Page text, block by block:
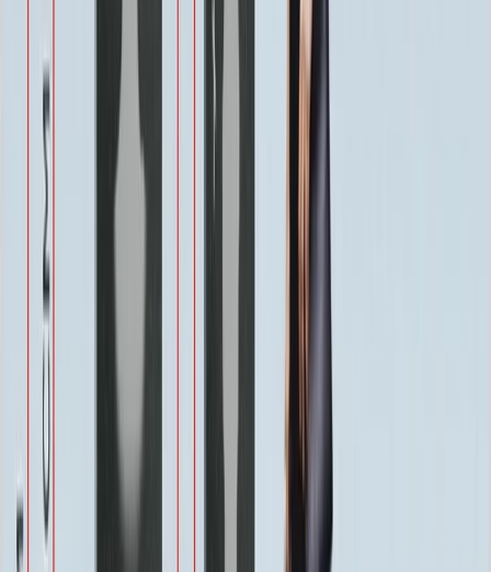
800 ₽
Другое по согласованию
1 500 ₽
Услуги
Бесплатно
Бесплатно
Бесплатно
Бесплатно